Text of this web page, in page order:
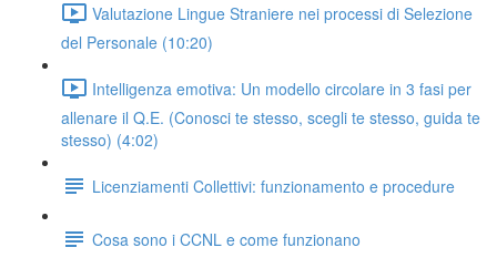
Valutazione Lingue Straniere nei processi di Selezione
del Personale (10:20)
Intelligenza emotiva: Un modello circolare in 3 fasi per
allenare il Q.E. (Conosci te stesso, scegli te stesso, guida te
stesso) (4:02)
Licenziamenti Collettivi: funzionamento e procedure
Cosa sono i CCNL e come funzionano